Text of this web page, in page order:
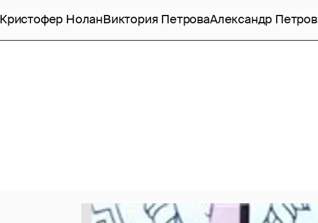
Кристофер НоланВиктория ПетроваАлександр Петров